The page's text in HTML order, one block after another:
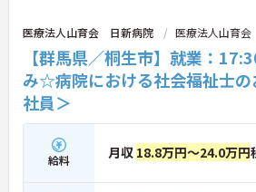
医療法人山育会 日新病院 医療法人山育
【群馬県／桐生市】就業：
み☆病院における社会福祉士
社員＞
給料 月収 18.8万円～24.0万円